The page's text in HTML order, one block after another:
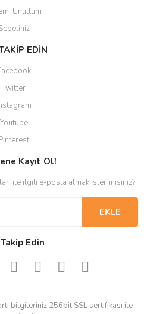
Unuttum
EDİN
Twitter
Youtube
Kayıt Ol!
ile ilgili e-posta almak ister misiniz?
EKLE
Edin
bilgileriniz 256bit SSL sertifikası ile